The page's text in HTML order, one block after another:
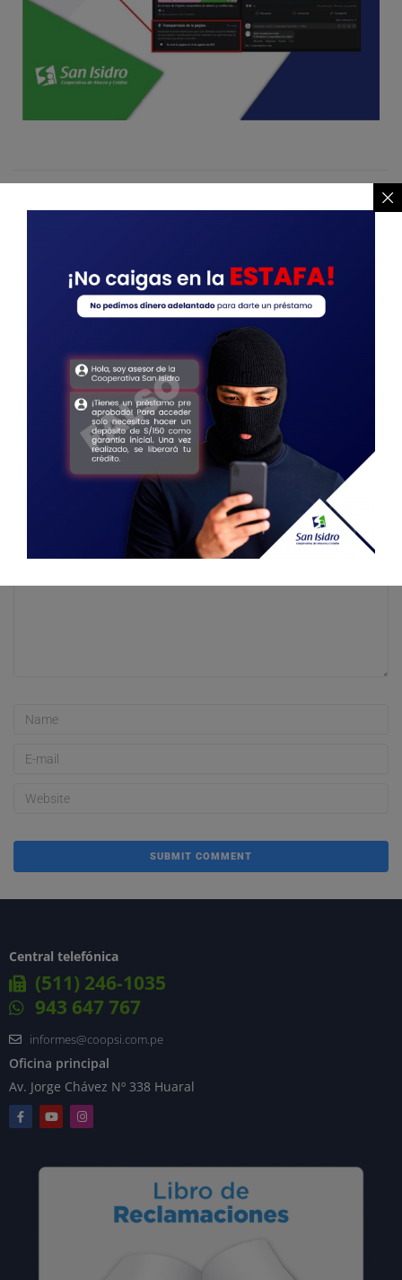
Fraudes Financieros
Deja una respuesta
Tu dirección de correo electrónico no será publicada.
Los campos
obligatorios están marcados con
Central telefónica
(511) 246-1035
943 647 767
informes@coopsi.com.pe
Oficina principal
Av. Jorge Chávez Nº 338 Huaral